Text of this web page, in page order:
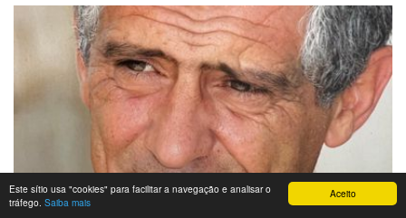
Aceito
Este sítio usa "cookies" para facilitar a navegação e analisar o
tráfego. Saiba mais